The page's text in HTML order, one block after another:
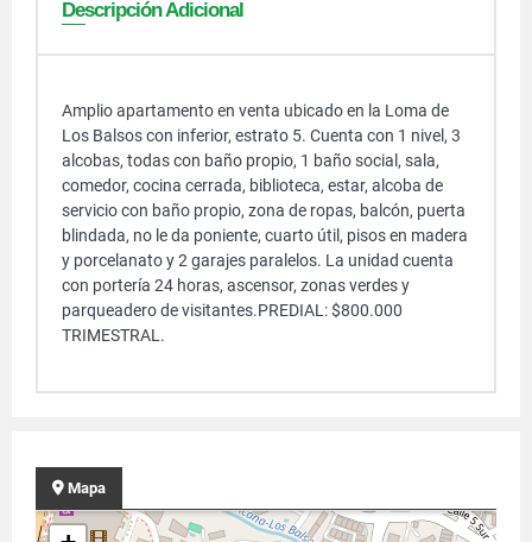
Descripción Adicional
Amplio apartamento en venta ubicado en la Loma de
Los Balsos con inferior, estrato 5. Cuenta con 1 nivel, 3
alcobas, todas con baño propio, 1 baño social, sala,
comedor, cocina cerrada, biblioteca, estar, alcoba de
servicio con baño propio, zona de ropas, balcón, puerta
blindada, no le da poniente, cuarto útil, pisos en madera
y porcelanato y 2 garajes paralelos. La unidad cuenta
con portería 24 horas, ascensor, zonas verdes y
parqueadero de visitantes.PREDIAL: $800.000
TRIMESTRAL.
Mapa